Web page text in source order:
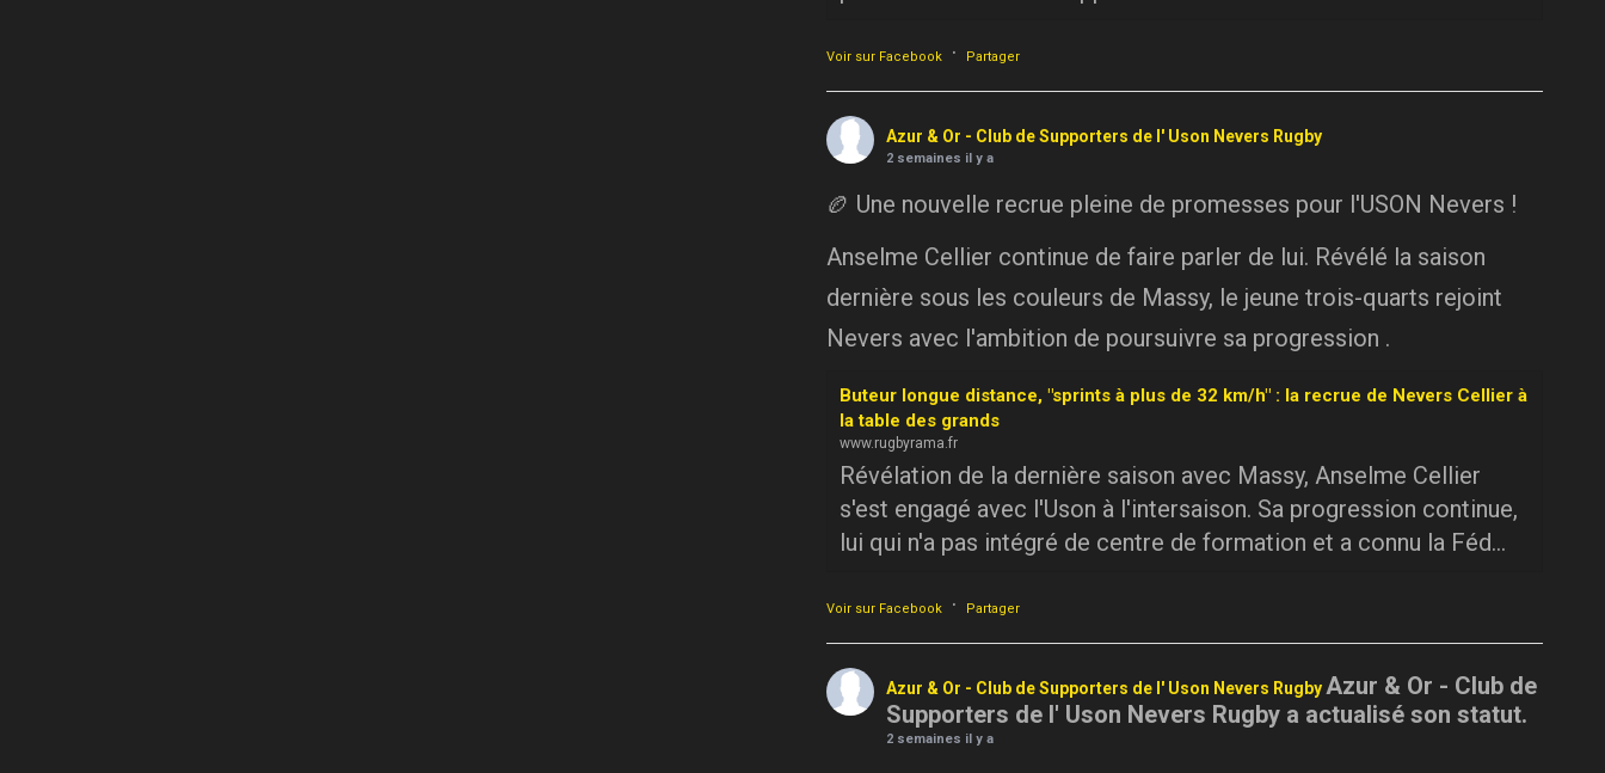
Voir sur Facebook · Partager
Azur & Or - Club de Supporters de l' Uson Nevers Rugby
2 semaines il y a
🏉 Une nouvelle recrue pleine de promesses pour l'USON Nevers !
Anselme Cellier continue de faire parler de lui. Révélé la saison
dernière sous les couleurs de Massy, le jeune trois-quarts rejoint
Nevers avec l'ambition de poursuivre sa progression .
Buteur longue distance, "sprints à plus de 32 km/h" : la recrue de Nevers Cellier à
la table des grands
www.rugbyrama.fr
Révélation de la dernière saison avec Massy, Anselme Cellier
s'est engagé avec l'Uson à l'intersaison. Sa progression continue,
lui qui n'a pas intégré de centre de formation et a connu la Féd...
Voir sur Facebook · Partager
Azur & Or - Club de Supporters de l' Uson Nevers RugbyAzur & Or - Club de
Supporters de l' Uson Nevers Rugby a actualisé son statut.
2 semaines il y a